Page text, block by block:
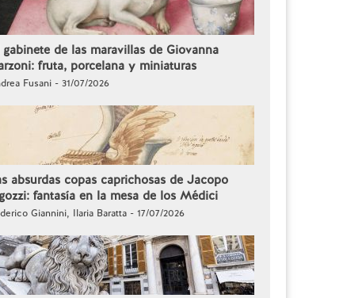
gabinete de las maravillas de Giovanna
fruta, porcelana y miniaturas
Fusani - 31/07/2026
absurdas copas caprichosas de Jacopo
fantasía en la mesa de los Médici
Giannini, Ilaria Baratta - 17/07/2026